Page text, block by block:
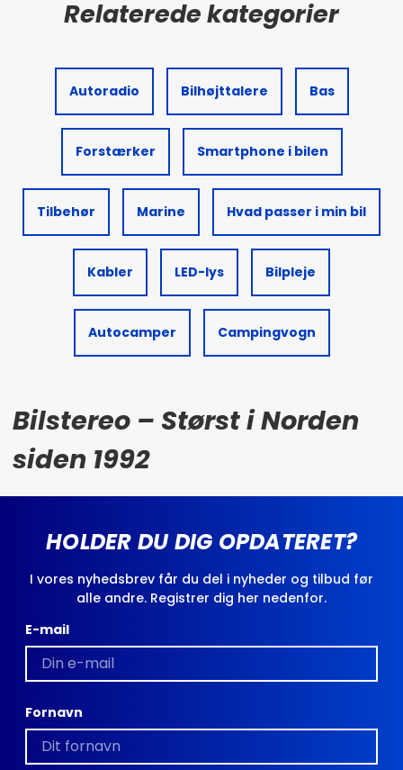
Autoradio Bilhøjttalere Bas
Forstærker Smartphone i bilen
Tilbehør Marine Hvad passer i min bil
Kabler LED-lys Bilpleje
Autocamper Campingvogn
Bilstereo – Størst i Norden
siden 1992
HOLDER DU DIG OPDATERET?
I vores nyhedsbrev får du del i nyheder og tilbud før
alle andre. Registrer dig her nedenfor.
E-mail
Fornavn